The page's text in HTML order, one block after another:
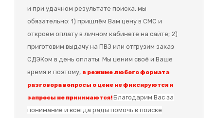
и при удачном результате поиска, мы
обязательно: 1) пришлём Вам цену в СМС и
откроем оплату в личном кабинете на сайте; 2)
приготовим выдачу на ПВЗ или отгрузим заказ
СДЭКом в день оплаты. Мы ценим своё и Ваше
время и поэтому, в режиме любого формата
разговора вопросы о цене не фиксируются и
запросы не принимаются!Благодарим Вас за
понимание и всегда рады помочь в поиске